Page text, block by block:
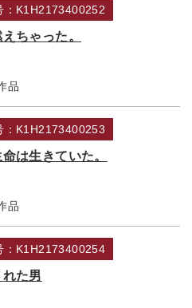
：K1H2173400252
ちゃった。
品
：K1H2173400253
は生きていた。
品
：K1H2173400254
れた男